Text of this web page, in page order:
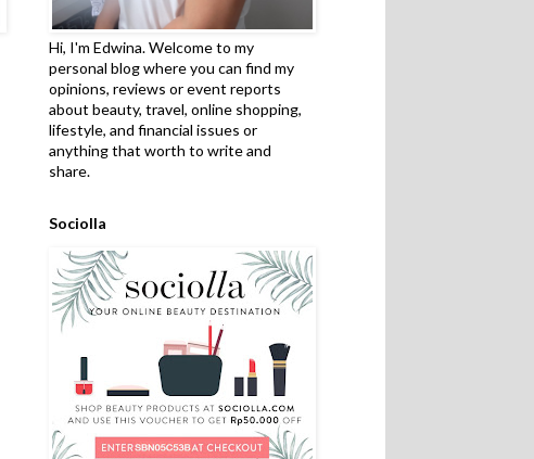
Hi, I'm Edwina. Welcome to my
personal blog where you can find my
opinions, reviews or event reports
about beauty, travel, online shopping,
lifestyle, and financial issues or
anything that worth to write and
share.
Sociolla